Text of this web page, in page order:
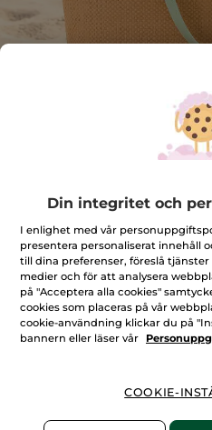
Din
Sommarens
★★★★★
★★★★★
Inget
omdöme
för
Bevaka
Säker betalning med
Din integritet och
I enlighet med vår
presentera personaliserat innehåll
till dina preferenser, föreslå
medier och för att analysera
på "Acceptera alla cookies"
cookies som placeras på vår
cookie-användning klickar du på
bannern eller läser vår
COOKIE-